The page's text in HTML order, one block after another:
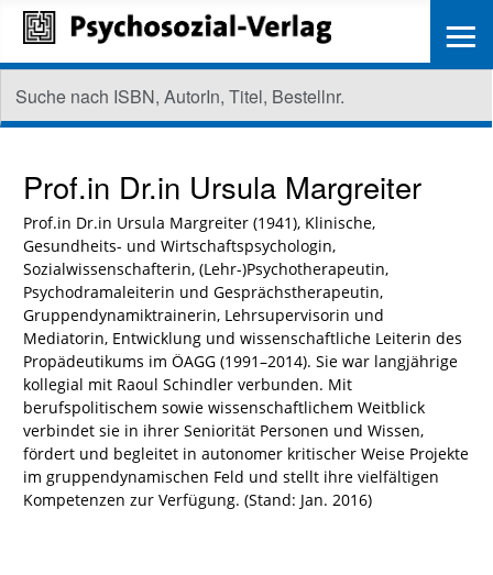
Prof.in Dr.in Ursula Margreiter
Prof.in Dr.in Ursula Margreiter (1941), Klinische,
Gesundheits- und Wirtschaftspsychologin,
Sozialwissenschafterin, (Lehr-)Psychotherapeutin,
Psychodramaleiterin und Gesprächstherapeutin,
Gruppendynamiktrainerin, Lehrsupervisorin und
Mediatorin, Entwicklung und wissenschaftliche Leiterin des
Propädeutikums im ÖAGG (1991–2014). Sie war langjährige
kollegial mit Raoul Schindler verbunden. Mit
berufspolitischem sowie wissenschaftlichem Weitblick
verbindet sie in ihrer Seniorität Personen und Wissen,
fördert und begleitet in autonomer kritischer Weise Projekte
im gruppendynamischen Feld und stellt ihre vielfältigen
Kompetenzen zur Verfügung. (Stand: Jan. 2016)
≡